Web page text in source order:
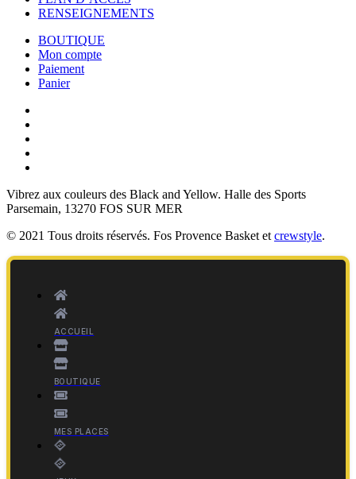
RENSEIGNEMENTS
BOUTIQUE
Mon compte
Paiement
Panier
Vibrez aux couleurs des Black and Yellow. Halle des Sports
Parsemain, 13270 FOS SUR MER
© 2021 Tous droits réservés. Fos Provence Basket et crewstyle.
ACCUEIL
BOUTIQUE
MES PLACES